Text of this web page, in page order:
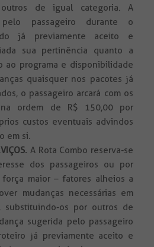
de igual categoria. A
pelo passageiro durante o
já previamente aceito e
sua pertinência quanto a
ao programa e disponibilidade
quaisquer nos pacotes já
o passageiro arcará com os
na ordem de R$ 150,00 por
custos eventuais advindos
em si.
A Rota Combo reserva-se
dos passageiros ou por
maior – fatores alheios a
mudanças necessárias em
substituindo-os por outros de
sugerida pelo passageiro
já previamente aceito e